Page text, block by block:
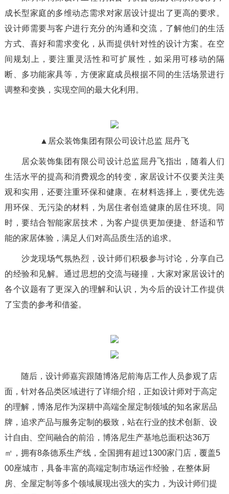
成长型家庭的多维动态需求对家居设计提出了更高的要求。
设计师需要与客户进行充分的沟通和交流，了解他们的生活
方式、喜好和需求变化，从而提供针对性的设计方案。在空
间规划上，要注重灵活性和可扩展性，如采用可移动的隔
断、多功能家具等，方便家庭成员根据不同的生活场景进行
调整和变换，实现空间的最大化利用。
▲居众装饰集团有限公司设计总监 屈丹飞
居众装饰集团有限公司设计总监屈丹飞指出，随着人们
生活水平的提高和消费观念的转变，家居设计不仅要关注美
观和实用，还要注重环保和健康。在材料选择上，要优先选
用环保、无污染的材料，为居住者创造健康的居住环境。同
时，要结合智能家居技术，为客户提供更加便捷、舒适和节
能的家居体验，满足人们对高品质生活的追求。
沙龙现场气氛热烈，设计师们积极参与讨论，分享自己
的经验和见解。通过思想的交流与碰撞，大家对家居设计的
各个议题有了更深入的理解和认识，为今后的设计工作提供
了宝贵的参考和借鉴。
随后，设计师嘉宾跟随博洛尼前海店工作人员参观了店
面，针对各品类区域进行了详细介绍，正如设计师对于高定
的理解，博洛尼作为深耕中高端全屋定制领域的知名家居品
牌，追求产品与服务定制的极致，站在行业的技术创新、设
计自由、空间融合的前沿，博洛尼生产基地总面积达36万
㎡，拥有8条德系生产线，全国拥有超过1300家门店，覆盖5
00座城市，具备丰富的高端定制市场运作经验，在整体厨
房、全屋定制等多个领域展现出强大的实力，为设计师们提